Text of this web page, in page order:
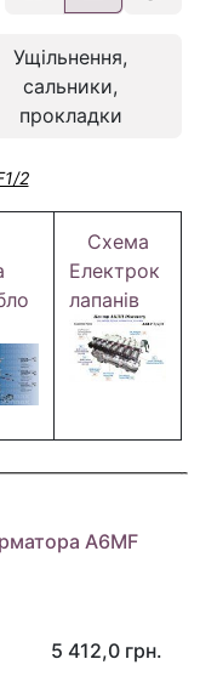
Ущільнення,
сальники,
прокладки
2
Схема
Електрок
лапанів
A6MF
5 412,0 грн.